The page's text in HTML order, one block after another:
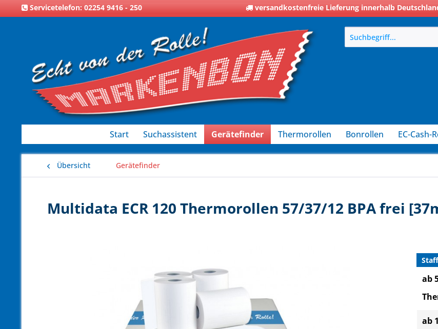
Servicetelefon: 02254 9416 - 250 versandkostenfreie Lieferung innerhalb
Start Suchassistent Gerätefinder Thermorollen Bonrollen EC-Cash-
Übersicht Gerätefinder
Multidata ECR 120 Thermorollen 57/37/12 BPA frei
ab
ab